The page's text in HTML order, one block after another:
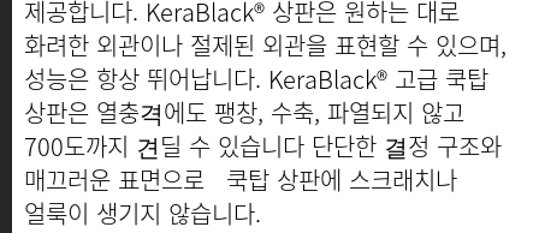
제공합니다. KeraBlack® 상판은 원하는 대로
화려한 외관이나 절제된 외관을 표현할 수 있으며,
성능은 항상 뛰어납니다. KeraBlack® 고급 쿡탑
상판은 열충격에도 팽창, 수축, 파열되지 않고
700도까지 견딜 수 있습니다 단단한 결정 구조와
매끄러운 표면으로 쿡탑 상판에 스크래치나
얼룩이 생기지 않습니다.